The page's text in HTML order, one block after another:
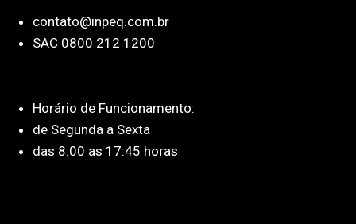
contato@inpeq.com.br
SAC 0800 212 1200
Horário de Funcionamento:
de Segunda a Sexta
das 8:00 as 17:45 horas